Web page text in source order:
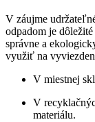
V záujme
odpadom je
správne a
využiť na
V miestnej
V
materiálu.